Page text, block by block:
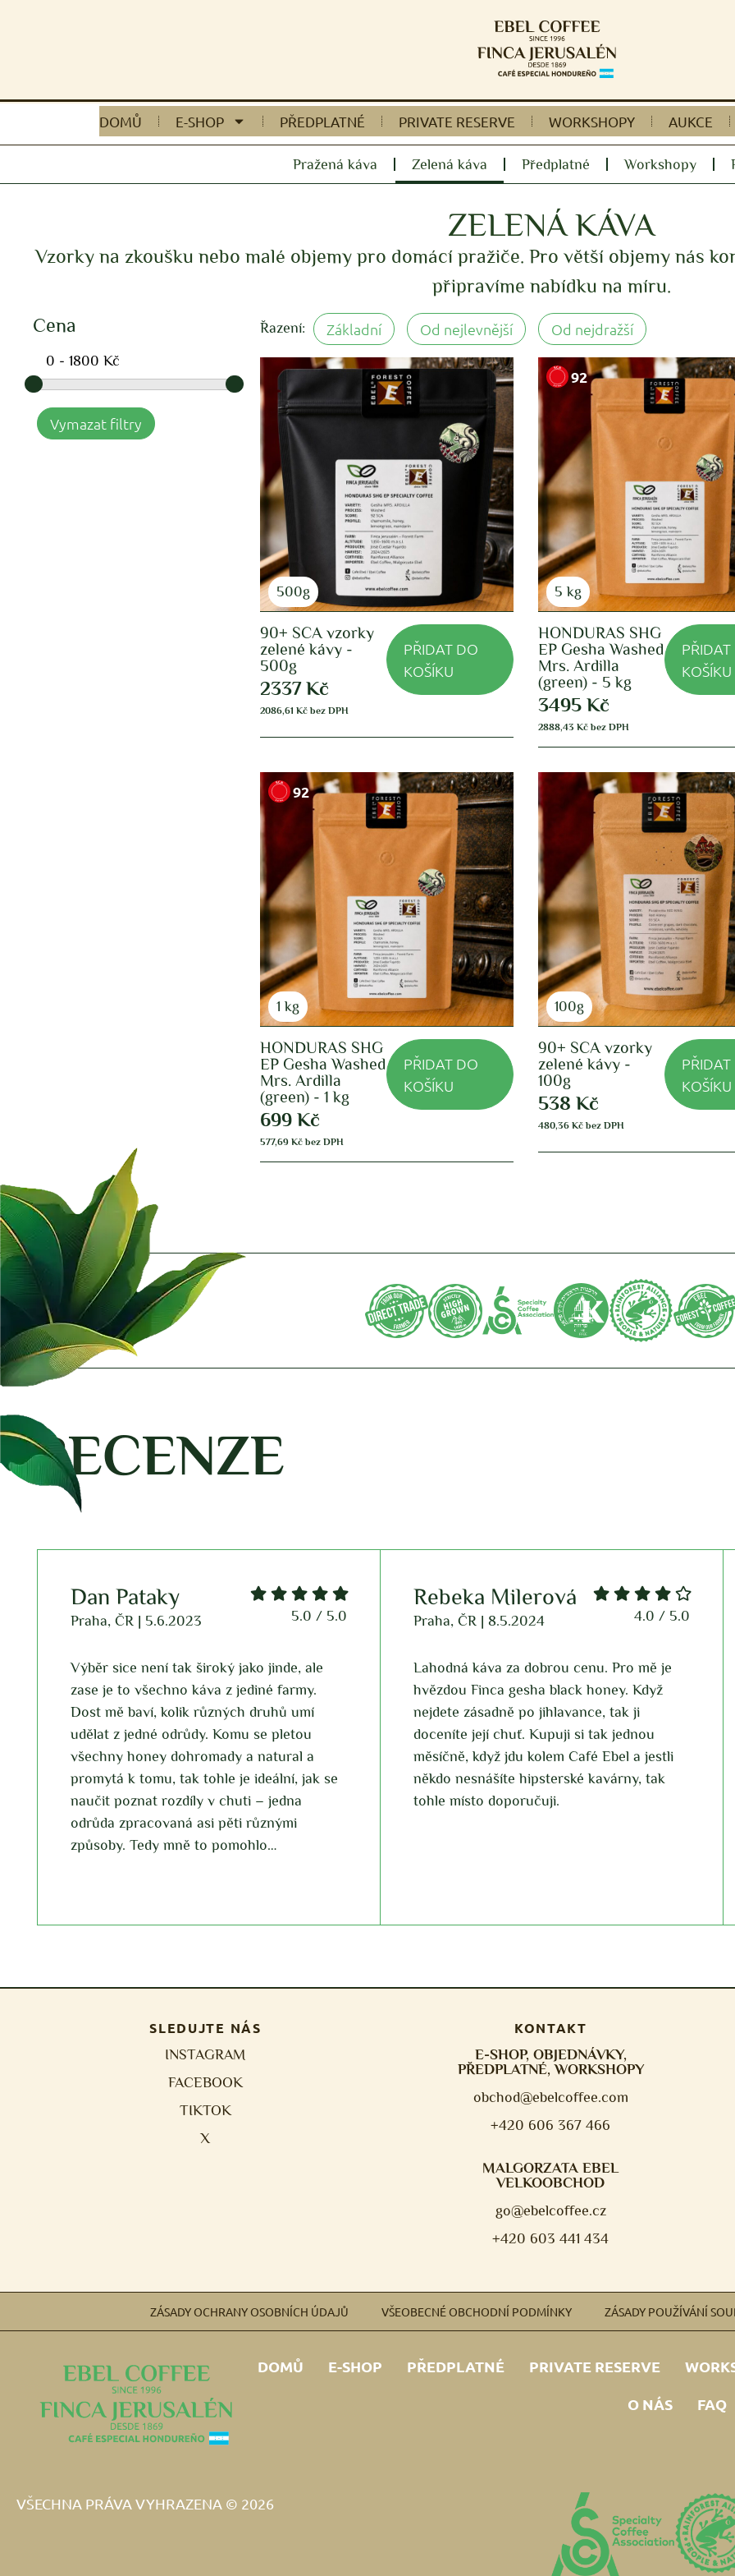
DOMŮ E-SHOP PŘEDPLATNÉ PRIVATE RESERVE WORKSHOPY AUKCE
Pražená káva Zelená káva Předplatné Workshopy
ZELENÁ KÁVA
Vzorky na zkoušku nebo malé objemy pro domácí pražiče. Pro větší objemy nás
připravíme nabídku na míru.
Cena
Vymazat filtry
Řazení: Základní Od nejlevnější Od nejdražší
500g
90+ SCA vzorky
zelené kávy -
500g
2337Kč
2086,61 Kčbez DPH
PŘIDAT DO
KOŠÍKU
92
5 kg
HONDURAS SHG
EP Gesha Washed
Mrs. Ardilla
(green) - 5 kg
3495 Kč
2888,43 Kčbez DPH
KOŠÍKU
92
1 kg
HONDURAS SHG
EP Gesha Washed
Mrs. Ardilla
(green) - 1 kg
699 Kč
577,69 Kčbez DPH
PŘIDAT DO
KOŠÍKU
100g
90+ SCA vzorky
zelené kávy -
100g
538 Kč
480,36 Kčbez DPH
KOŠÍKU
RECENZE
5.0 / 5.0
jak se
Rebeka Milerová
Praha, ČR | 8.5.2024 4.0 / 5.0
Lahodná káva za dobrou cenu. Pro mě je
hvězdou Finca gesha black honey. Když
nejdete zásadně po jihlavance, tak ji
doceníte její chuť. Kupuji si tak jednou
měsíčně, když jdu kolem Café Ebel a jestli
někdo nesnášíte hipsterské kavárny, tak
tohle místo doporučuji.
Janina Semrádová
Praha, ČR | 17.2.2024
Kafe je vynikající. Koupila jsem v
když jsem si tam dala espreso. Balení
teda úplně levný, ale když srovnám
kafe s dvojkou vína, tak je to taky na
pohodu 🙂
SLEDUJTE NÁS
INSTAGRAM
FACEBOOK
TIKTOK
X
KONTAKT
E-SHOP, OBJEDNÁVKY,
PŘEDPLATNÉ, WORKSHOPY
obchod@ebelcoffee.com
+420 606 367 466
MALGORZATA EBEL
VELKOOBCHOD
go@ebelcoffee.cz
+420 603 441 434
ZÁSADY OCHRANY OSOBNÍCH ÚDAJŮ VŠEOBECNÉ OBCHODNÍ PODMÍNKY ZÁSADY POUŽÍVÁNÍ
DOMŮ E-SHOP PŘEDPLATNÉ PRIVATE RESERVE
O NÁS
FAQ
VŠECHNA PRÁVA VYHRAZENA © 2026